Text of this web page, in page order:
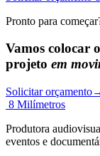
Pronto para
Vamos colocar
projeto em
Solicitar orçamento
8 Milímetros
Produtora
eventos e